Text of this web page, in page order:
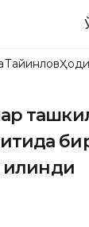
Тайинлов
бир